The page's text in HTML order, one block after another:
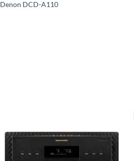
Denon DCD-A110